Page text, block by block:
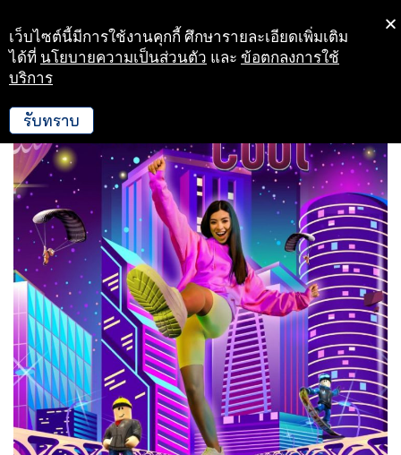
Skip
to
เว็บไซต์นี้มีการใช้งานคุกกี้ ศึกษารายละเอียดเพิ่มเติม
ได้ที่ นโยบายความเป็นส่วนตัว และ ข้อตกลงการใช้
บริการ
รับทราบ